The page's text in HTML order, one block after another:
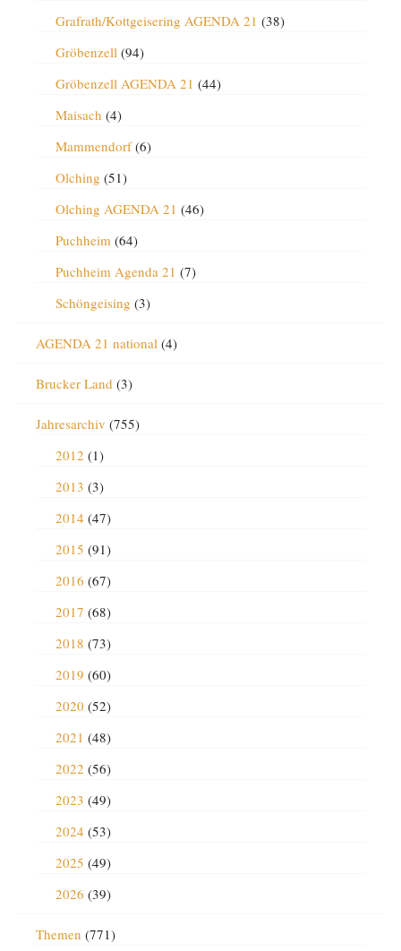
Grafrath/Kottgeisering AGENDA 21 (38)
Gröbenzell(94)
Gröbenzell AGENDA 21 (44)
Maisach (4)
Mammendorf(6)
Olching (51)
Olching AGENDA 21 (46)
Puchheim(64)
Puchheim Agenda 21 (7)
Schöngeising (3)
AGENDA 21 national(4)
Brucker Land (3)
Jahresarchiv (755)
2012 (1)
2013 (3)
2014 (47)
2015 (91)
2016 (67)
2017 (68)
2018 (73)
2019 (60)
2020 (52)
2021 (48)
2022 (56)
2023 (49)
2024 (53)
2025 (49)
2026 (39)
Themen (771)